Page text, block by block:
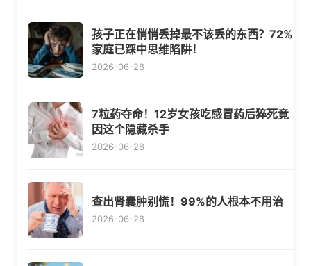
孩子正在悄悄丢掉最不该丢的东西？72%
家庭已踩中思维陷阱！
2026-06-28
7粒药夺命！12岁女孩吃感冒药后猝死竟
因这个隐藏杀手
2026-06-28
查出肾囊肿别慌！99%的人根本不用治
2026-06-28